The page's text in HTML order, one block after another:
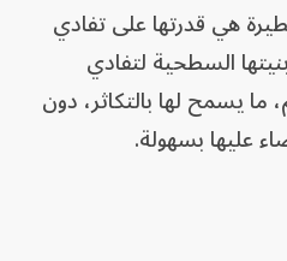
هي قدرتها على تفادي
السطحية لتفادي
ما يسمح لها بالتكاثر، دون
عليها بسهولة.